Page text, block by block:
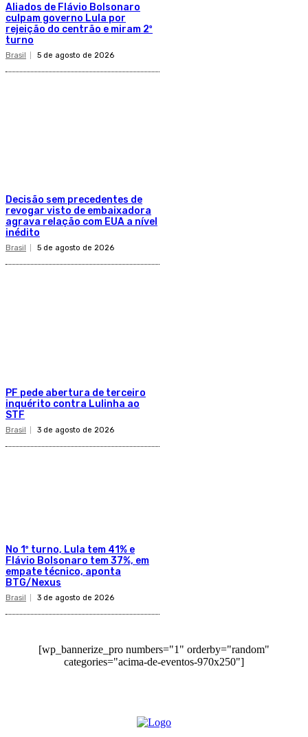
Aliados de Flávio Bolsonaro
culpam governo Lula por
rejeição do centrão e miram 2º
turno
Brasil 5 de agosto de 2026
Decisão sem precedentes de
revogar visto de embaixadora
agrava relação com EUA a nível
inédito
Brasil 5 de agosto de 2026
PF pede abertura de terceiro
inquérito contra Lulinha ao
STF
Brasil 3 de agosto de 2026
No 1º turno, Lula tem 41% e
Flávio Bolsonaro tem 37%, em
empate técnico, aponta
BTG/Nexus
Brasil 3 de agosto de 2026
[wp_bannerize_pro numbers="1" orderby="random"
categories="acima-de-eventos-970x250"]